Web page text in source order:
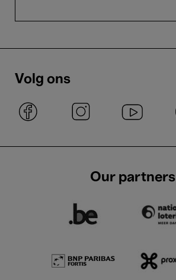
Volg ons
Our partners